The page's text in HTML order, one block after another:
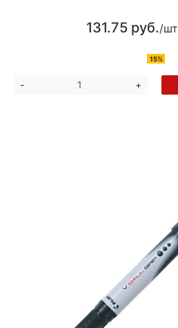
131.75 руб./шт
15%
- +